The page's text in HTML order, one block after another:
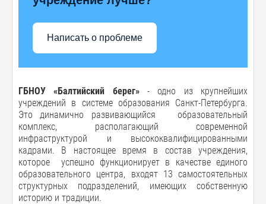
Написать о проблеме
ГБНОУ «Балтийский берег»- одно из крупнейших
учреждений в системе образования Санкт-Петербурга.
Это динамично развивающийся образовательный
комплекс, располагающий современной
инфраструктурой и высококвалифицированными
кадрами. В настоящее время в состав учреждения,
которое успешно функционирует в качестве единого
образовательного центра, входят 13 самостоятельных
структурных подразделений, имеющих собственную
историю и традиции.